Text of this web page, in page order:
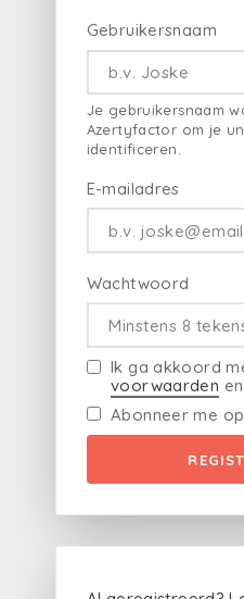
Gebruikersnaam
Je gebruikersnaam
Azertyfactor om je
identificeren.
E-mailadres
Wachtwoord
Ik ga akkoord
voorwaarden
Abonneer me